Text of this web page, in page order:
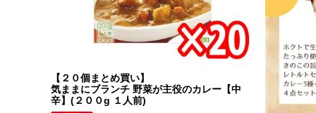
【２０個まとめ買い】
気ままにブランチ 野菜が主役のカレー【中
辛】(２００g １人前)